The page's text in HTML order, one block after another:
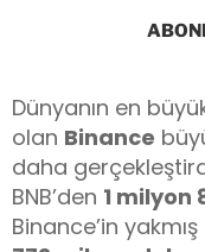
Dünyanın en
olan Binance
daha
BNB’den 1 milyon
Binance’in